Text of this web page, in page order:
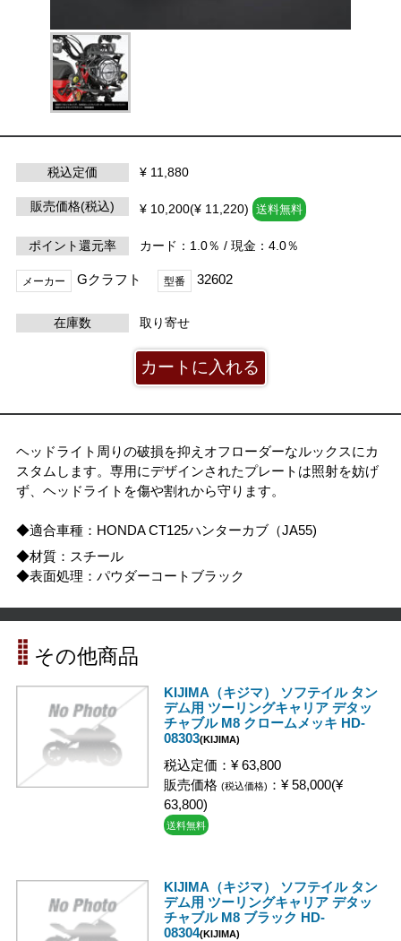
税込定価 ¥ 11,880
販売価格(税込) ¥ 10,200(¥ 11,220) 送料無料
ポイント還元率 カード：1.0％ / 現金：4.0％
メーカー Gクラフト 型番 32602
在庫数 取り寄せ
ヘッドライト周りの破損を抑えオフローダーなルックスにカ
スタムします。専用にデザインされたプレートは照射を妨げ
ず、ヘッドライトを傷や割れから守ります。
◆適合車種：HONDA CT125ハンターカブ（JA55)
◆材質：スチール
◆表面処理：パウダーコートブラック
その他商品
KIJIMA（キジマ） ソフテイル タン
デム用 ツーリングキャリア デタッ
チャブル M8 クロームメッキ HD-
08303(KIJIMA)
税込定価：¥ 63,800
販売価格 (税込価格) ：¥ 58,000(¥
63,800)
送料無料
KIJIMA（キジマ） ソフテイル タン
デム用 ツーリングキャリア デタッ
チャブル M8 ブラック HD-
08304(KIJIMA)